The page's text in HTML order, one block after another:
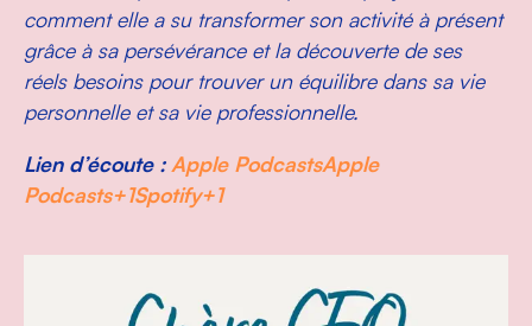
comment elle a su transformer son activité à présent
grâce à sa persévérance et la découverte de ses
réels besoins pour trouver un équilibre dans sa vie
personnelle et sa vie professionnelle.
Lien d’écoute : Apple PodcastsApple
Podcasts+1Spotify+1